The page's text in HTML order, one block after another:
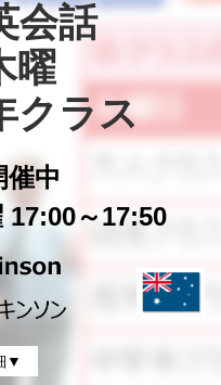
会話
曜
クラス
催中
17:00～17:50
▼